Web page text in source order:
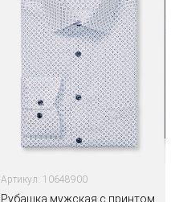
Артикул: 10648900
Рубашка мужская с принтом